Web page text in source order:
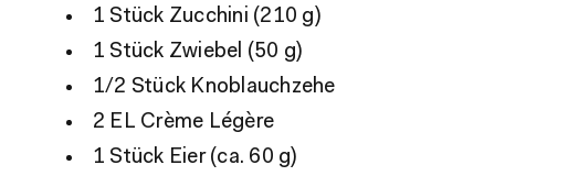
1 Stück Zucchini (210 g)
1 Stück Zwiebel (50 g)
1/2 Stück Knoblauchzehe
2 EL Crème Légère
1 Stück Eier (ca. 60 g)